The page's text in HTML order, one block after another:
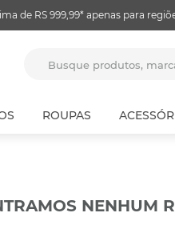
de RS 999,99* apenas para
ROUPAS
NENHUM